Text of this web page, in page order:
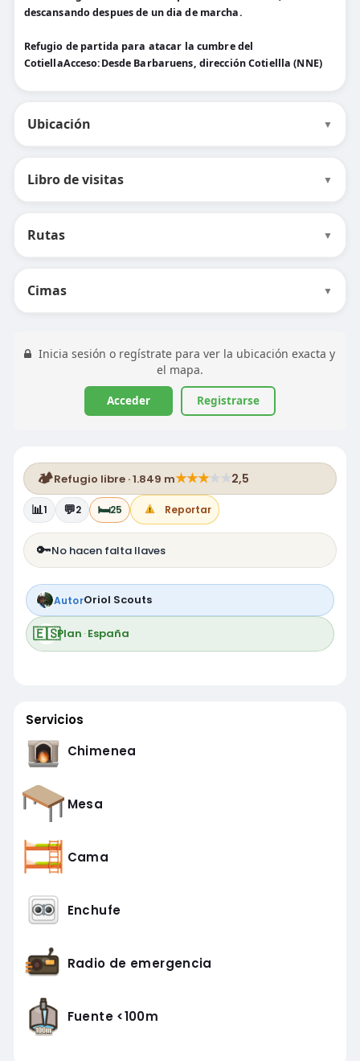
descansando despues de un dia de marcha.
Refugio de partida para atacar la cumbre del
CotiellaAcceso:Desde Barbaruens, dirección Cotiellla (NNE)
Ubicación ▼
Libro de visitas ▼
Rutas ▼
Cimas ▼
Inicia sesión o regístrate para ver la ubicación exacta y
el mapa.
Acceder Registrarse
🏕️Refugio libre · 1.849 m★★★★ ★2,5
📊1 💬2 🛏️25 Reportar
🔑No hacen falta llaves
AutorOriol Scouts
🇪🇸Plan ·España
Servicios
Chimenea
Mesa
Cama
Enchufe
Radio de emergencia
Fuente <100m